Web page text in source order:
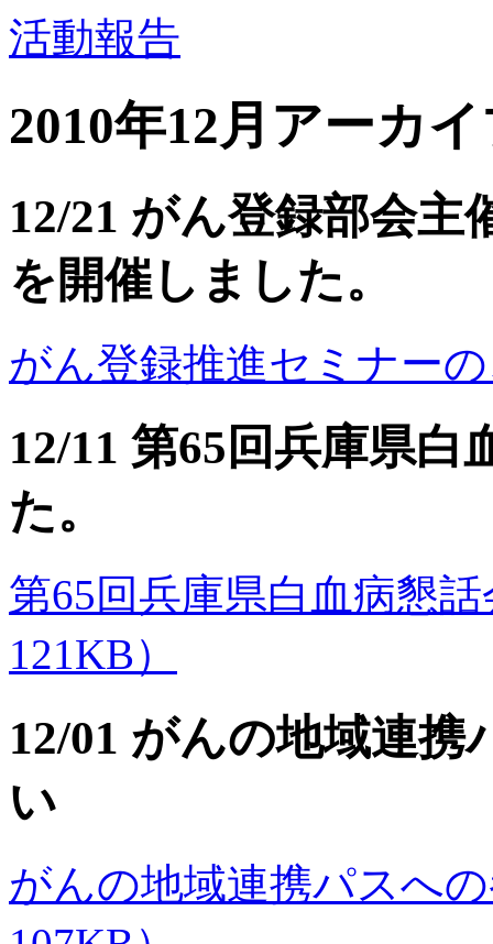
活動報告
2010年12月アーカ
12/21 がん登録部会
を開催しました。
がん登録推進セミナーの
12/11 第65回兵庫県
た。
第65回兵庫県白血病懇話
121KB）
12/01 がんの地域連
い
がんの地域連携パスへ